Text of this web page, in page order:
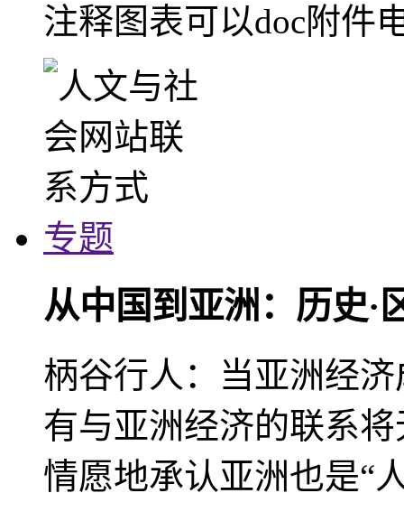
注释图表可以doc附件
专题
从中国到亚洲：历史·
柄谷行人：当亚洲经
有与亚洲经济的联系
情愿地承认亚洲也是“